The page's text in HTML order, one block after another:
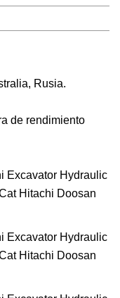
Rusia.
de rendimiento